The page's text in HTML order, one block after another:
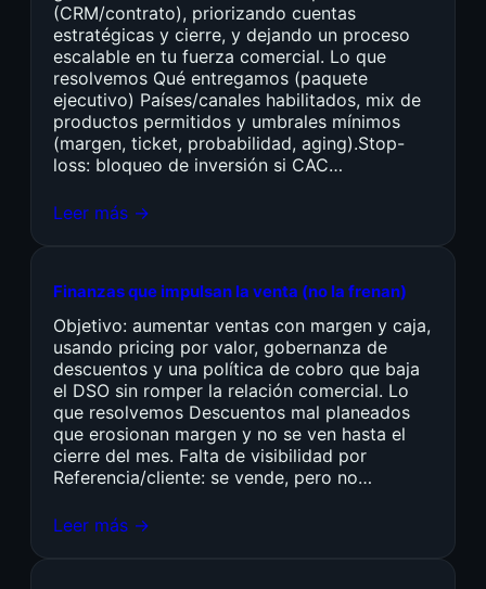
(CRM/contrato), priorizando cuentas
estratégicas y cierre, y dejando un proceso
escalable en tu fuerza comercial. Lo que
resolvemos Qué entregamos (paquete
ejecutivo) Países/canales habilitados, mix de
productos permitidos y umbrales mínimos
(margen, ticket, probabilidad, aging).Stop-
loss: bloqueo de inversión si CAC…
Leer más →
Finanzas que impulsan la venta (no la frenan)
Objetivo: aumentar ventas con margen y caja,
usando pricing por valor, gobernanza de
descuentos y una política de cobro que baja
el DSO sin romper la relación comercial. Lo
que resolvemos Descuentos mal planeados
que erosionan margen y no se ven hasta el
cierre del mes. Falta de visibilidad por
Referencia/cliente: se vende, pero no…
Leer más →